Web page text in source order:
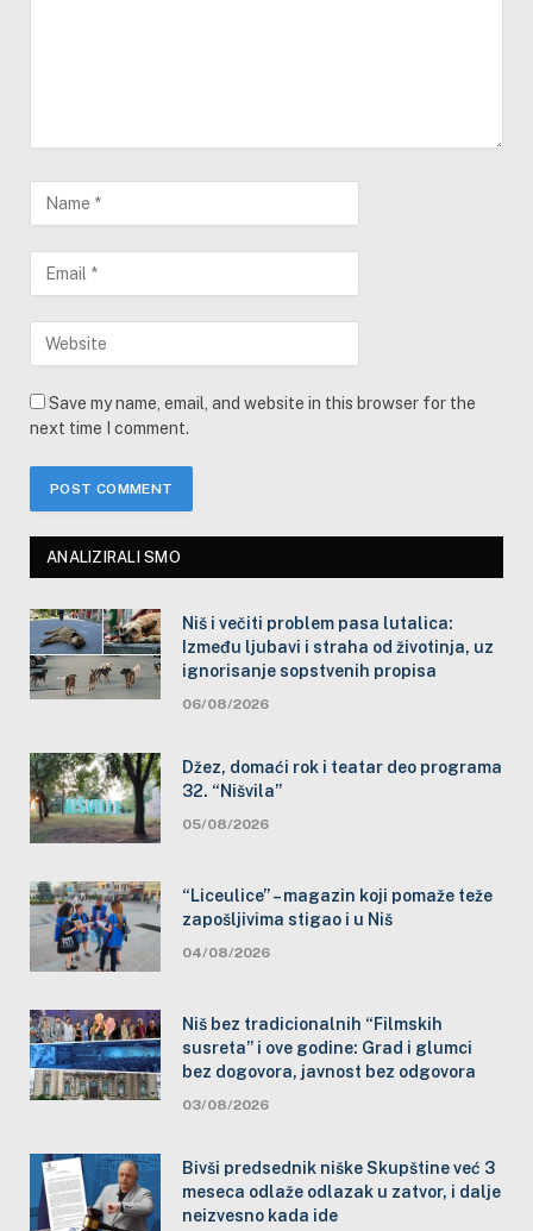
Save my name, email, and website in this browser for the
next time I comment.
ANALIZIRALI SMO
Niš i večiti problem pasa lutalica:
Između ljubavi i straha od životinja, uz
ignorisanje sopstvenih propisa
06/08/2026
Džez, domaći rok i teatar deo programa
32. “Nišvila”
05/08/2026
“Liceulice” – magazin koji pomaže teže
zapošljivima stigao i u Niš
04/08/2026
Niš bez tradicionalnih “Filmskih
susreta” i ove godine: Grad i glumci
bez dogovora, javnost bez odgovora
03/08/2026
Bivši predsednik niške Skupštine već 3
meseca odlaže odlazak u zatvor, i dalje
neizvesno kada ide